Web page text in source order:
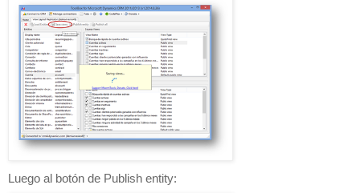
Luego al botón de Publish entity: